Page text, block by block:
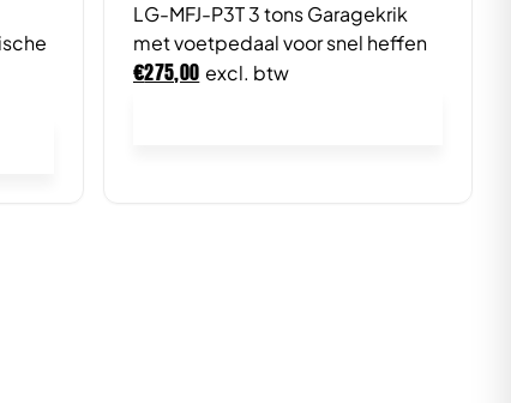
LG-MFJ-P3T 3 tons Garagekrik
met voetpedaal voor snel heffen
€275,00 excl. btw